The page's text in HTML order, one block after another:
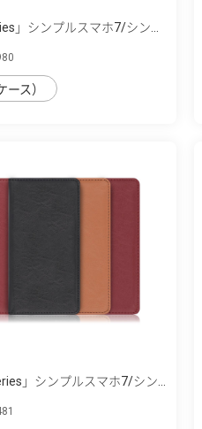
」シンプルスマホ7/シン...
ース）
」シンプルスマホ7/シン...